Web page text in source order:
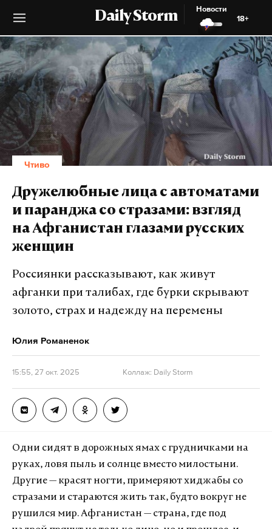
Daily Storm
Новости
18+
Чтиво
Дружелюбные лица с автоматами
и паранджа со стразами: взгляд
на Афганистан глазами русских
женщин
Россиянки рассказывают, как живут
афганки при талибах, где бурки скрывают
золото, страх и надежду на перемены
Юлия Романенок
15:55, 27 окт. 2025 Коллаж: Daily Storm
Одни сидят в дорожных ямах с грудничками на
руках, ловя пыль и солнце вместо милостыни.
Другие — красят ногти, примеряют хиджабы со
стразами и стараются жить так, будто вокруг не
рушился мир. Афганистан — страна, где под